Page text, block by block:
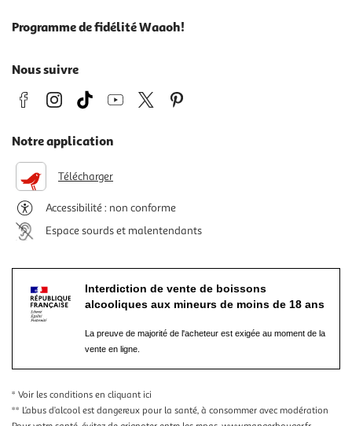
Programme de fidélité Waaoh!
Nous suivre
Notre application
Télécharger
Accessibilité : non conforme
Espace sourds et malentendants
Interdiction de vente de boissons
alcooliques aux mineurs de moins de 18 ans
La preuve de majorité de l'acheteur est exigée au moment de la
vente en ligne.
* Voir les conditions en cliquant ici
** L’abus d’alcool est dangereux pour la santé, à consommer avec modération